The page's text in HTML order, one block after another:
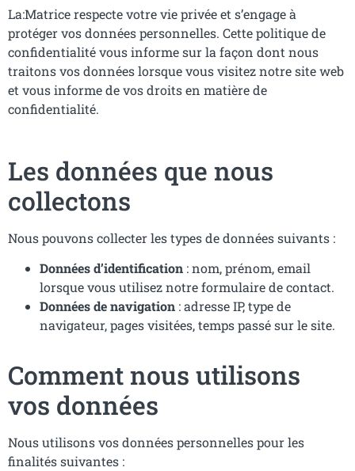
La:Matrice respecte votre vie privée et s’engage à
protéger vos données personnelles. Cette politique de
confidentialité vous informe sur la façon dont nous
traitons vos données lorsque vous visitez notre site web
et vous informe de vos droits en matière de
confidentialité.
Les données que nous
collectons
Nous pouvons collecter les types de données suivants :
Données d’identification : nom, prénom, email
lorsque vous utilisez notre formulaire de contact.
Données de navigation : adresse IP, type de
navigateur, pages visitées, temps passé sur le site.
Comment nous utilisons
vos données
Nous utilisons vos données personnelles pour les
finalités suivantes :